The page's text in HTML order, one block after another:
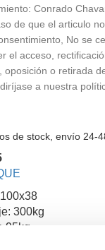
Conrado
de que el articulo
No se
el acceso,
oposición o retirada
a nuestra
de stock, envío 24-
300kg
95kg